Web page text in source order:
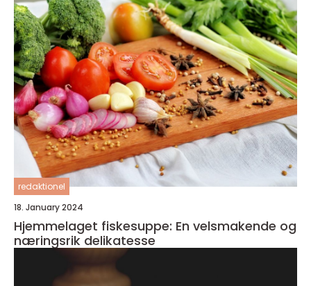
redaktionel
18. January 2024
Hjemmelaget fiskesuppe: En velsmakende og
næringsrik delikatesse